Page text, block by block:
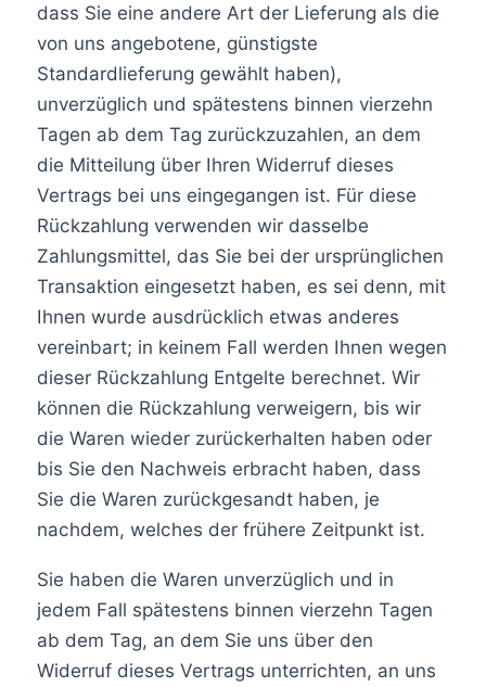
dass Sie eine andere Art der Lieferung als die
von uns angebotene, günstigste
Standardlieferung gewählt haben),
unverzüglich und spätestens binnen vierzehn
Tagen ab dem Tag zurückzuzahlen, an dem
die Mitteilung über Ihren Widerruf dieses
Vertrags bei uns eingegangen ist. Für diese
Rückzahlung verwenden wir dasselbe
Zahlungsmittel, das Sie bei der ursprünglichen
Transaktion eingesetzt haben, es sei denn, mit
Ihnen wurde ausdrücklich etwas anderes
vereinbart; in keinem Fall werden Ihnen wegen
dieser Rückzahlung Entgelte berechnet. Wir
können die Rückzahlung verweigern, bis wir
die Waren wieder zurückerhalten haben oder
bis Sie den Nachweis erbracht haben, dass
Sie die Waren zurückgesandt haben, je
nachdem, welches der frühere Zeitpunkt ist.
Sie haben die Waren unverzüglich und in
jedem Fall spätestens binnen vierzehn Tagen
ab dem Tag, an dem Sie uns über den
Widerruf dieses Vertrags unterrichten, an uns